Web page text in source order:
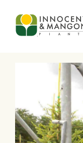
Skip to main content